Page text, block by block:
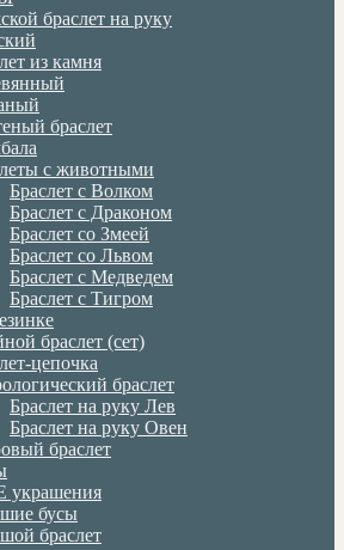
браслет на руку
из камня
браслет
с животными
Браслет с Волком
Браслет с Драконом
Браслет со Змеей
Браслет со Львом
Браслет с Медведем
Браслет с Тигром
браслет (сет)
цепочка
браслет
Браслет на руку Лев
Браслет на руку Овен
браслет
бусы
браслет